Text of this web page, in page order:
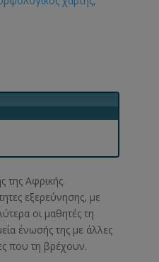
της Αφρικής.
εξερεύνησης, με
οι μαθητές τη
ένωσής της με άλλες
που τη βρέχουν.